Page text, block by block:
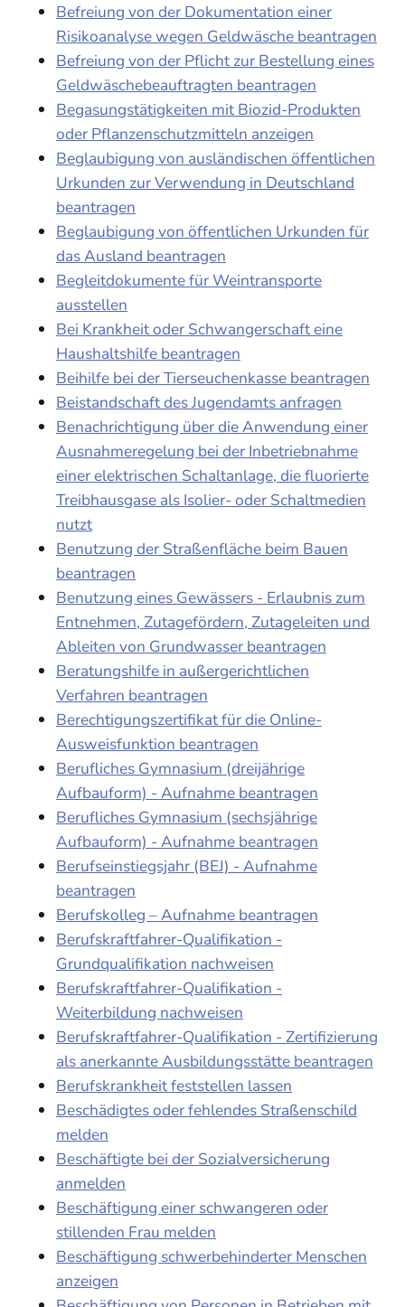
Befreiung von der Dokumentation einer
Risikoanalyse wegen Geldwäsche beantragen
Befreiung von der Pflicht zur Bestellung eines
Geldwäschebeauftragten beantragen
Begasungstätigkeiten mit Biozid-Produkten
oder Pflanzenschutzmitteln anzeigen
Beglaubigung von ausländischen öffentlichen
Urkunden zur Verwendung in Deutschland
beantragen
Beglaubigung von öffentlichen Urkunden für
das Ausland beantragen
Begleitdokumente für Weintransporte
ausstellen
Bei Krankheit oder Schwangerschaft eine
Haushaltshilfe beantragen
Beihilfe bei der Tierseuchenkasse beantragen
Beistandschaft des Jugendamts anfragen
Benachrichtigung über die Anwendung einer
Ausnahmeregelung bei der Inbetriebnahme
einer elektrischen Schaltanlage, die fluorierte
Treibhausgase als Isolier- oder Schaltmedien
nutzt
Benutzung der Straßenfläche beim Bauen
beantragen
Benutzung eines Gewässers - Erlaubnis zum
Entnehmen, Zutagefördern, Zutageleiten und
Ableiten von Grundwasser beantragen
Beratungshilfe in außergerichtlichen
Verfahren beantragen
Berechtigungszertifikat für die Online-
Ausweisfunktion beantragen
Berufliches Gymnasium (dreijährige
Aufbauform) - Aufnahme beantragen
Berufliches Gymnasium (sechsjährige
Aufbauform) - Aufnahme beantragen
Berufseinstiegsjahr (BEJ) - Aufnahme
beantragen
Berufskolleg – Aufnahme beantragen
Berufskraftfahrer-Qualifikation -
Grundqualifikation nachweisen
Berufskraftfahrer-Qualifikation -
Weiterbildung nachweisen
Berufskraftfahrer-Qualifikation - Zertifizierung
als anerkannte Ausbildungsstätte beantragen
Berufskrankheit feststellen lassen
Beschädigtes oder fehlendes Straßenschild
melden
Beschäftigte bei der Sozialversicherung
anmelden
Beschäftigung einer schwangeren oder
stillenden Frau melden
Beschäftigung schwerbehinderter Menschen
anzeigen